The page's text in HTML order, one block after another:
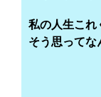
私の人生これ
そう思ってな